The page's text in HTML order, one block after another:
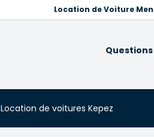
Location de Voiture
Location de voitures Kepez